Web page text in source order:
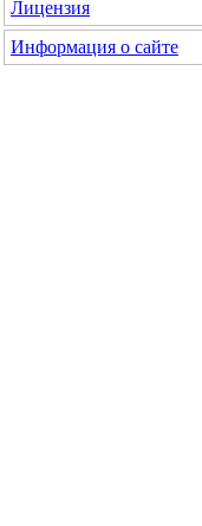
Лицензия
Информация о сайте